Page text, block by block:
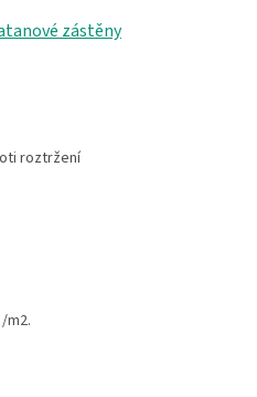
zástěny
roztržení
m2.